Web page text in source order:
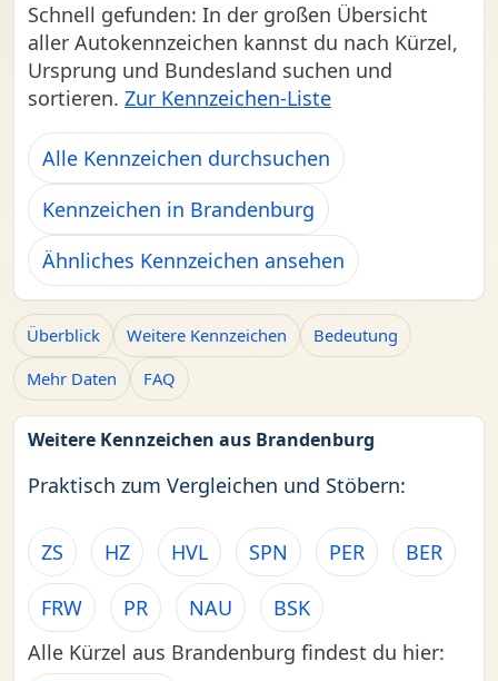
Schnell gefunden: In der großen Übersicht
aller Autokennzeichen kannst du nach Kürzel,
Ursprung und Bundesland suchen und
sortieren. Zur Kennzeichen-Liste
Alle Kennzeichen durchsuchen
Kennzeichen in Brandenburg
Ähnliches Kennzeichen ansehen
Überblick Weitere Kennzeichen
Bedeutung
Mehr Daten
FAQ
Weitere Kennzeichen aus Brandenburg
Praktisch zum Vergleichen und Stöbern:
ZS HZ HVL SPN PER BER
FRW PR NAU
BSK
Alle Kürzel aus Brandenburg findest du hier: